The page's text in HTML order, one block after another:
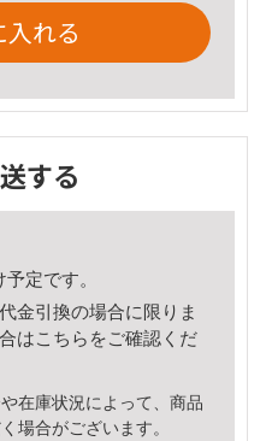
れる
する
定です。
金引換の場合に限りま
はこちら をご確認くだ
在庫状況によって、商品
場合がございます。